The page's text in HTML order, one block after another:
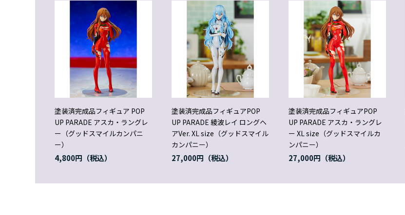
塗装済完成品フィギュア POP
UP PARADE アスカ・ラングレ
ー（グッドスマイルカンパニ
ー）
4,800円
塗装済完成品フィギュアPOP
UP PARADE 綾波レイ ロングヘ
アVer. XL size（グッドスマイル
カンパニー）
27,000円
塗装済完成品フィギュアPOP
UP PARADE アスカ・ラングレ
ー XL size（グッドスマイルカ
ンパニー）
27,000円